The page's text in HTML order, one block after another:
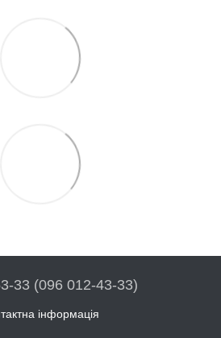
33 (096 012-43-33)
інформація